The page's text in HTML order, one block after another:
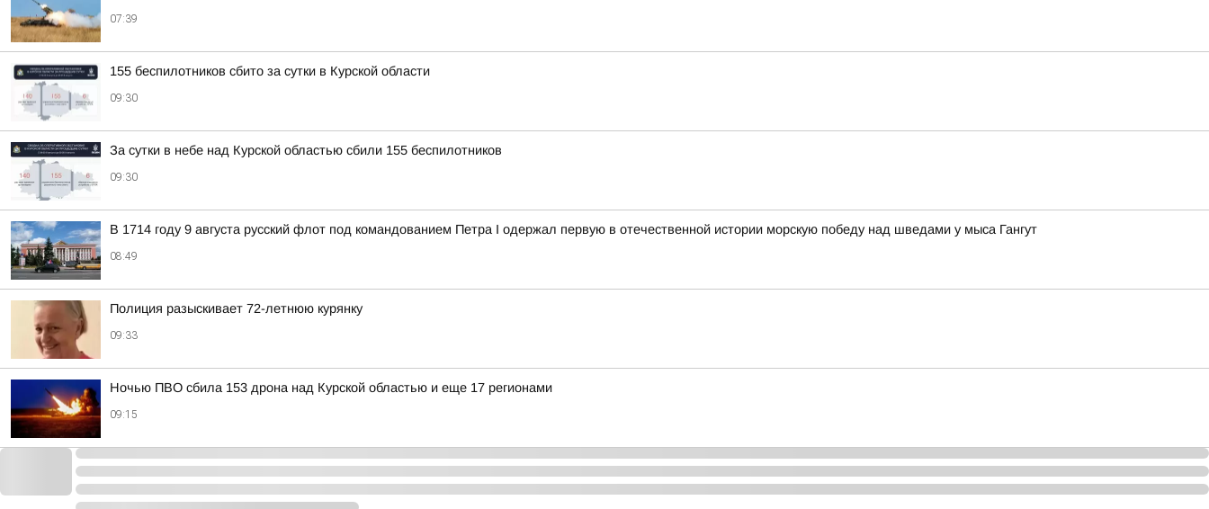
07:39
155 беспилотников сбито за сутки в Курской области
09:30
За сутки в небе над Курской областью сбили 155 беспилотников
09:30
В 1714 году 9 августа русский флот под командованием Петра I одержал первую в отечественной истории морскую победу над шведами у мыса Гангут
08:49
Полиция разыскивает 72-летнюю курянку
09:33
Ночью ПВО сбила 153 дрона над Курской областью и еще 17 регионами
09:15